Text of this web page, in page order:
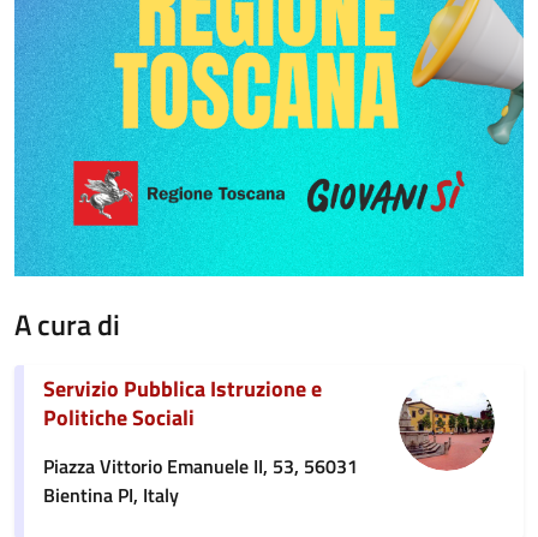
A cura di
Servizio Pubblica Istruzione e
Politiche Sociali
Piazza Vittorio Emanuele II, 53, 56031
Bientina PI, Italy